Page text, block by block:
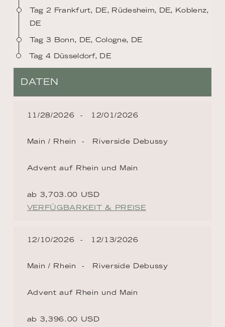
Tag 2 Frankfurt, DE, Rüdesheim, DE, Koblenz,
DE
Tag 3 Bonn, DE, Cologne, DE
Tag 4 Düsseldorf, DE
DATEN
11/28/2026 12/01/2026
Main / Rhein Riverside Debussy
Advent auf Rhein und Main
ab 3,703.00 USD
VERFÜGBARKEIT & PREISE
12/10/2026 12/13/2026
Main / Rhein Riverside Debussy
Advent auf Rhein und Main
ab 3,396.00 USD